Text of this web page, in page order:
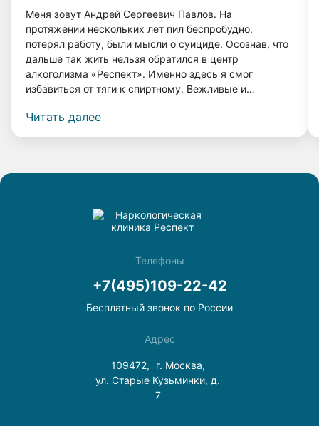
Меня зовут Андрей Сергеевич Павлов. На
протяжении нескольких лет пил беспробудно,
потерял работу, были мысли о суициде. Осознав, что
дальше так жить нельзя обратился в центр
алкоголизма «Респект». Именно здесь я смог
избавиться от тяги к спиртному. Вежливые и
мне вернуться к нормальной жизни. Прошло 4 года, и
Читать далее
Телефоны
+7(495)109-22-42
Бесплатный звонок по России
Адрес
109472,
г. Москва,
ул. Старые Кузьминки, д.
7